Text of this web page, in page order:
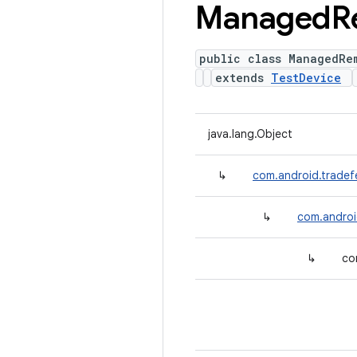
Managed
public class
extends TestDevice
java.lang.Object
↳
↳
↳